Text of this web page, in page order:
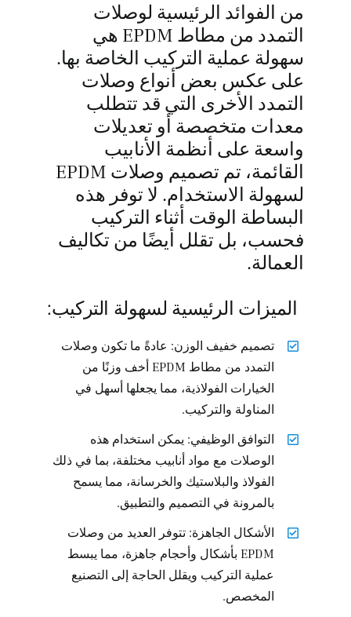
من الفوائد الرئيسية لوصلات
التمدد من مطاط EPDM هي
سهولة عملية التركيب الخاصة بها.
على عكس بعض أنواع وصلات
التمدد الأخرى التي قد تتطلب
معدات متخصصة أو تعديلات
واسعة على أنظمة الأنابيب
القائمة، تم تصميم وصلات EPDM
لسهولة الاستخدام. لا توفر هذه
البساطة الوقت أثناء التركيب
فحسب، بل تقلل أيضًا من تكاليف
العمالة.
الميزات الرئيسية لسهولة التركيب:
تصميم خفيف الوزن: عادةً ما تكون وصلات
التمدد من مطاط EPDM أخف وزنًا من
الخيارات الفولاذية، مما يجعلها أسهل في
المناولة والتركيب.
التوافق الوظيفي: يمكن استخدام هذه
الوصلات مع مواد أنابيب مختلفة، بما في ذلك
الفولاذ والبلاستيك والخرسانة، مما يسمح
بالمرونة في التصميم والتطبيق.
الأشكال الجاهزة: تتوفر العديد من وصلات
EPDM بأشكال وأحجام جاهزة، مما يبسط
عملية التركيب ويقلل الحاجة إلى التصنيع
المخصص.